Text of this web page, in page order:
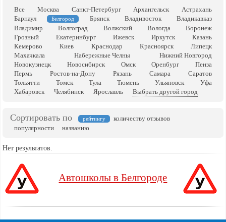
Все Москва Санкт-Петербург Архангельск
Астрахань
Барнаул
Белгород Брянск Владивосток
Владикавказ
Владимир
Волгоград Волжский Вологда
Воронеж
Грозный
Екатеринбург Ижевск Иркутск
Казань
Кемерово
Киев Краснодар Красноярск
Липецк
Махачкала
Набережные Челны
Нижний Новгород
Новокузнецк
Новосибирск Омск Оренбург
Пенза
Пермь
Ростов-на-Дону Рязань Самара
Саратов
Тольятти
Томск Тула Тюмень Ульяновск
Уфа
Хабаровск
Челябинск Ярославль Выбрать другой город
Сортировать по рейтингу
количеству отзывов
популярности
названию
Нет результатов.
Автошколы в Белгороде